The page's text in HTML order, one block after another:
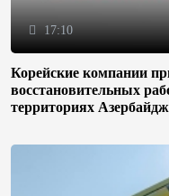
17:10
Корейские компании
восстановительных
территориях